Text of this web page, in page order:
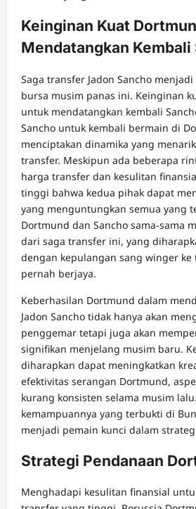
Keinginan Kuat
Mendatangkan Kembali
Saga transfer Jadon Sancho
bursa musim panas ini. Keinginan
untuk mendatangkan kembali
Sancho untuk kembali bermain di
menciptakan dinamika yang
transfer. Meskipun ada beberapa
harga transfer dan kesulitan
tinggi bahwa kedua pihak dapat
yang menguntungkan semua yang
Dortmund dan Sancho sama-sama
dari saga transfer ini, yang
dengan kepulangan sang winger ke
pernah berjaya.
Keberhasilan Dortmund dalam
Jadon Sancho tidak hanya akan
penggemar tetapi juga akan
signifikan menjelang musim baru.
diharapkan dapat meningkatkan
efektivitas serangan Dortmund,
kurang konsisten selama musim
kemampuannya yang terbukti di
menjadi pemain kunci dalam
Strategi Pendanaan
Menghadapi kesulitan finansial